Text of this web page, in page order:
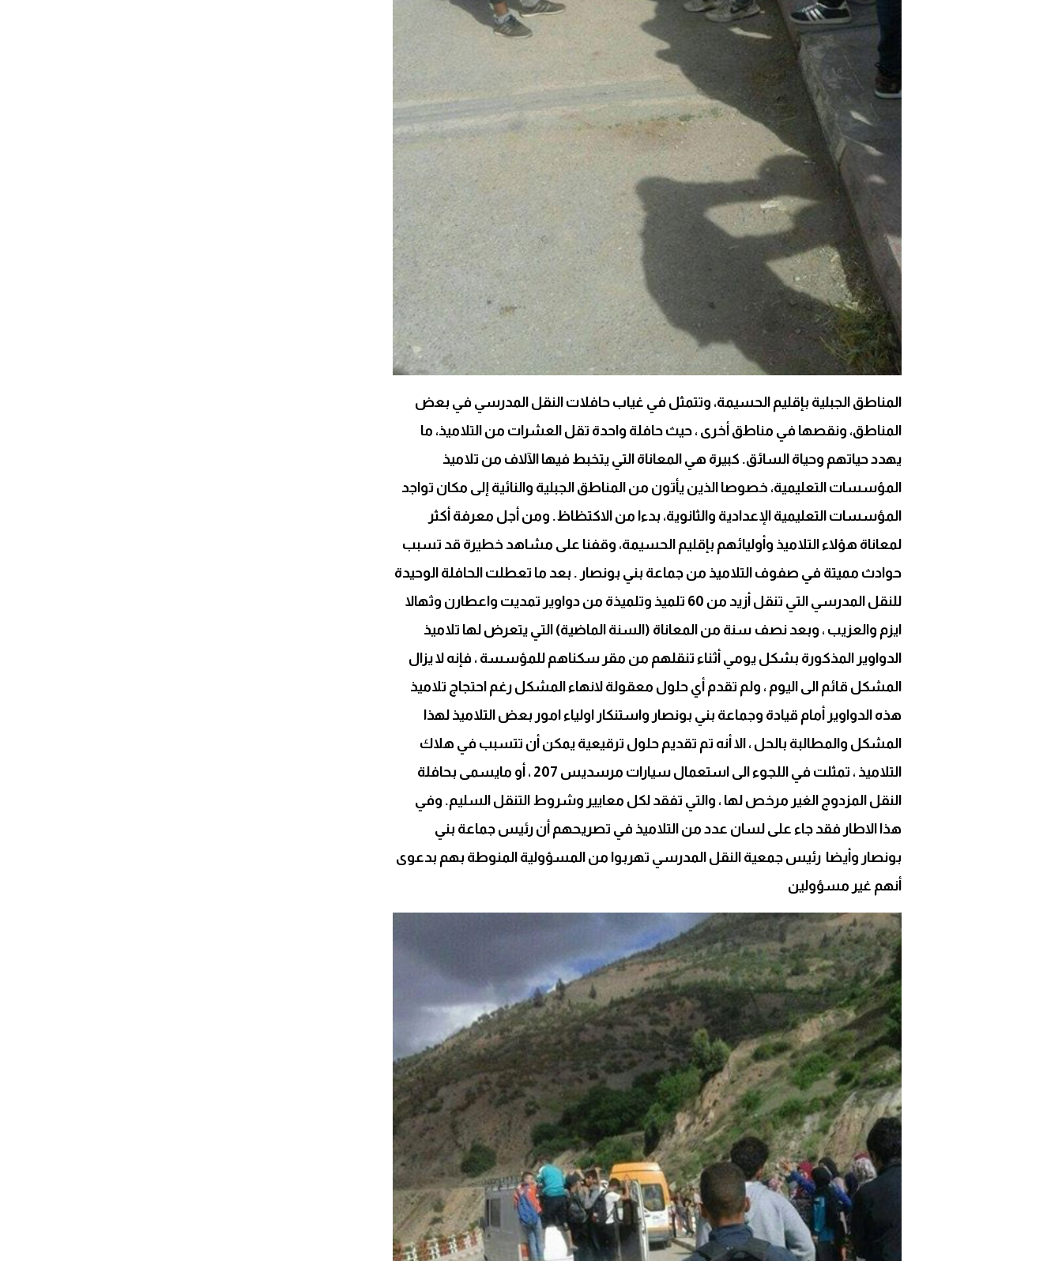
المناطق الجبلية بإقليم الحسیمة، وتتمثل في غياب حافلات النقل المدرسي في بعض
المناطق، ونقصها في مناطق أخرى ، حيث حافلة واحدة تقل العشرات من التلاميذ، ما
يهدد حياتهم وحياة السائق. كبيرة هي المعاناة التي يتخبط فيها الآلاف من تلاميذ
المؤسسات التعليمية، خصوصا الذين يأتون من المناطق الجبلية والنائية إلى مكان تواجد
المؤسسات التعليمية الإعدادية والثانوية، بدءا من الاكتظاظ. ومن أجل معرفة أكثر
لمعاناة هؤلاء التلاميذ وأوليائهم بإقليم الحسیمة، وقفنا على مشاهد خطيرة قد تسبب
حوادث مميتة في صفوف التلاميذ من جماعة بني بونصار . بعد ما تعطلت الحافلة الوحيدة
للنقل المدرسي التي تنقل أزيد من 60 تلميذ وتلميذة من دواوير تمديت واعطارن وثهالا
ايزم والعزيب ، وبعد نصف سنة من المعاناة (السنة الماضية) التي يتعرض لها تلاميذ
الدواوير المذكورة بشكل يومي أثناء تنقلهم من مقر سكناهم للمؤسسة ، فإنه لا يزال
المشكل قائم الى اليوم ، ولم تقدم أي حلول معقولة لانهاء المشكل رغم احتجاج تلاميذ
هذه الدواوير أمام قيادة وجماعة بني بونصار واستنكار اولياء امور بعض التلاميذ لهذا
المشكل والمطالبة بالحل ، الا أنه تم تقديم حلول ترقيعية يمكن أن تتسبب في هلاك
التلاميذ ، تمثلت في اللجوء الى استعمال سيارات مرسديس 207 ، أو مايسمى بحافلة
النقل المزدوج الغير مرخص لها ، والتي تفقد لكل معايير وشروط التنقل السليم. وفي
هذا الاطار فقد جاء على لسان عدد من التلاميذ في تصريحهم أن رئيس جماعة بني
بونصار وأيضا رئيس جمعية النقل المدرسي تهربوا من المسؤولية المنوطة بهم بدعوى
أنهم غير مسؤولين